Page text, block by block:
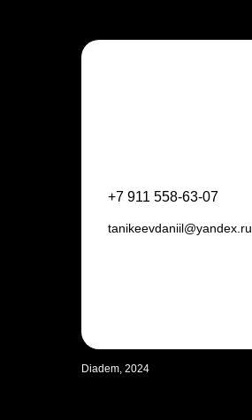
+7 911 558-63-07
tanikeevdaniil@yandex.ru
Diadem, 2024